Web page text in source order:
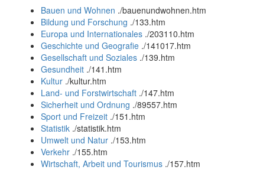
Bauen und Wohnen ./bauenundwohnen.htm
Bildung und Forschung ./133.htm
Europa und Internationales ./203110.htm
Geschichte und Geografie ./141017.htm
Gesellschaft und Soziales ./139.htm
Gesundheit ./141.htm
Kultur ./kultur.htm
Land- und Forstwirtschaft ./147.htm
Sicherheit und Ordnung ./89557.htm
Sport und Freizeit ./151.htm
Statistik ./statistik.htm
Umwelt und Natur ./153.htm
Verkehr ./155.htm
Wirtschaft, Arbeit und Tourismus ./157.htm